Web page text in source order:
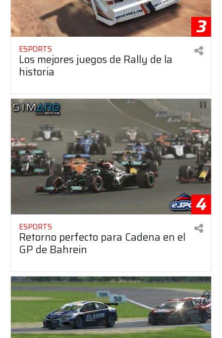
3
ESPORTS
Los mejores juegos de Rally de la
historia
4
ESPORTS
Retorno perfecto para Cadena en el
GP de Bahrein